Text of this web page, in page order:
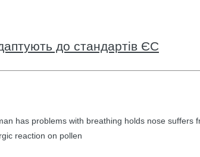
до стандартів ЄС
has problems with breathing holds nose suffers
reaction on pollen